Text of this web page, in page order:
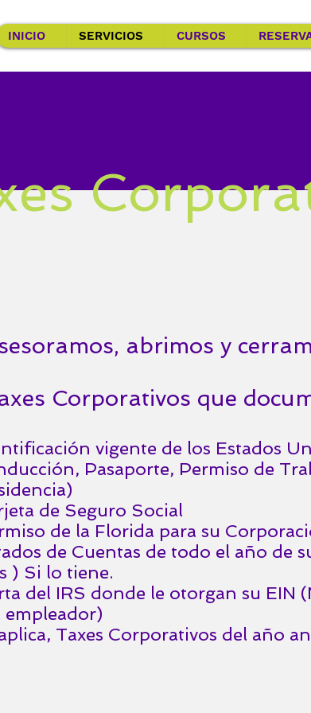
INICIO SERVICIOS CURSOS
abrimos y
Corporativos que
vigente de los Estados
Pasaporte, Permiso de
de Seguro Social
de la Florida para su
de Cuentas de todo el año de
) Si lo tiene.
del IRS donde le otorgan su EIN
empleador)
Taxes Corporativos del año